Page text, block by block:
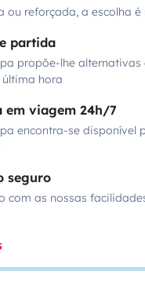
ou reforçada, a escolha é
partida
propõe-lhe alternativas
última hora
em viagem 24h/7
encontra-se disponível
seguro
com as nossas